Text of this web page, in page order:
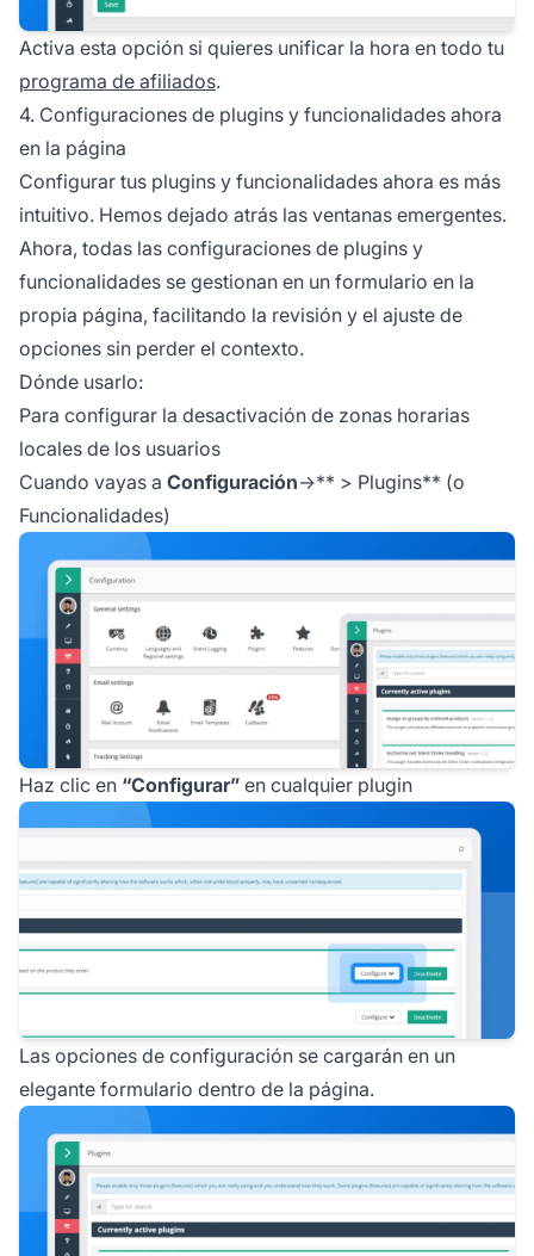
Activa esta opción si quieres unificar la hora en todo tu
programa de afiliados.
4. Configuraciones de plugins y funcionalidades ahora
en la página
Configurar tus plugins y funcionalidades ahora es más
intuitivo. Hemos dejado atrás las ventanas emergentes.
Ahora, todas las configuraciones de plugins y
funcionalidades se gestionan en un formulario en la
propia página, facilitando la revisión y el ajuste de
opciones sin perder el contexto.
Dónde usarlo:
Para configurar la desactivación de zonas horarias
locales de los usuarios
Cuando vayas a Configuración->** > Plugins** (o
Funcionalidades)
Haz clic en “Configurar” en cualquier plugin
Las opciones de configuración se cargarán en un
elegante formulario dentro de la página.